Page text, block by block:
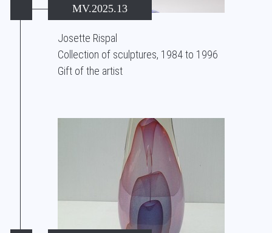
MV.2025.13
Josette Rispal
Collection of sculptures, 1984 to 1996
Gift of the artist